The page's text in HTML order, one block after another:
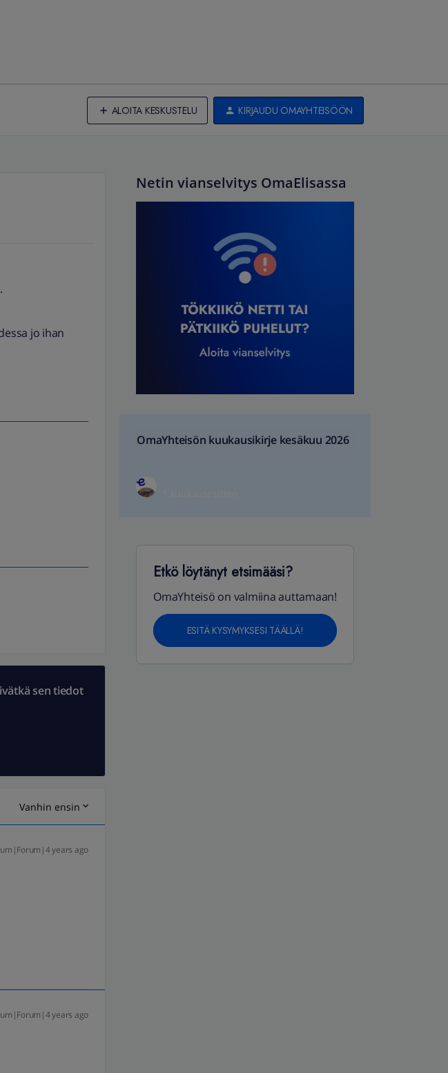
ALOITA KESKUSTELU KIRJAUDU OMAYHTEISÖÖN
jo ihan
sen tiedot
Vanhin ensin
years ago
years ago
Netin vianselvitys OmaElisassa
OmaYhteisön kuukausikirje kesäkuu 2026
Etkö löytänyt etsimääsi?
OmaYhteisö on valmiina auttamaan!
ESITÄ KYSYMYKSESI TÄÄLLÄ!